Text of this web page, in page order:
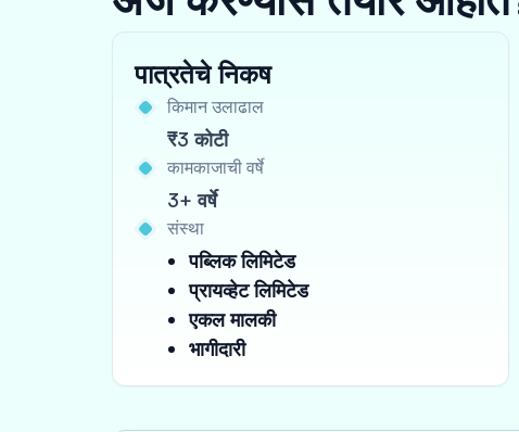
पात्रतेचे निकष
किमान उलाढाल
₹3 कोटी
कामकाजाची वर्षे
3+ वर्षे
संस्था
पब्लिक लिमिटेड
प्रायव्हेट लिमिटेड
एकल मालकी
भागीदारी